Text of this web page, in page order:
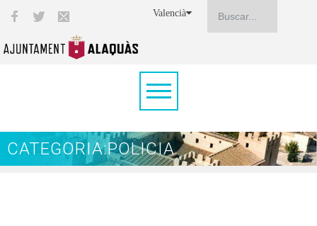
Valencià
CATEGORIA:POLICIA